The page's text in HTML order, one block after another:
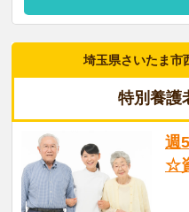
埼玉県さいたま市
特別養護
週
☆